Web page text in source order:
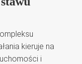
kieruje na
i